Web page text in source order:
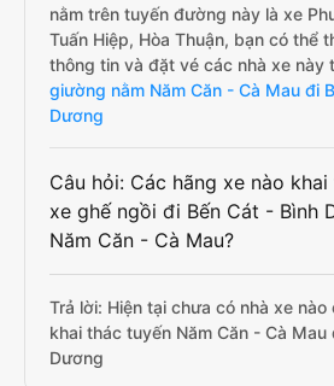
nằm trên tuyến đường này là xe
Tuấn Hiệp, Hòa Thuận, bạn có thể
thông tin và đặt vé các nhà xe này
giường nằm Năm Căn - Cà Mau đi
Dương
Câu hỏi: Các hãng xe nào
xe ghế ngồi đi Bến Cát - Bình
Năm Căn - Cà Mau?
Trả lời: Hiện tại chưa có nhà xe
khai thác tuyến Năm Căn - Cà Mau
Dương